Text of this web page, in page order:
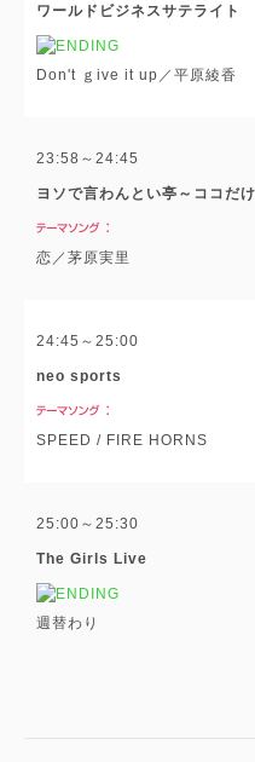
ワールドビジネスサテライト
Don't ｇive it up／平原綾香
23:58～24:45
ヨソで言わんとい亭～ココだ
恋／茅原実里
24:45～25:00
neo sports
SPEED / FIRE HORNS
25:00～25:30
The Girls Live
週替わり